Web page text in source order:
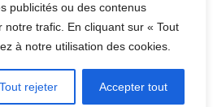
publicités ou des contenus
notre trafic. En cliquant sur « Tout
à notre utilisation des cookies.
Tout rejeter Accepter tout